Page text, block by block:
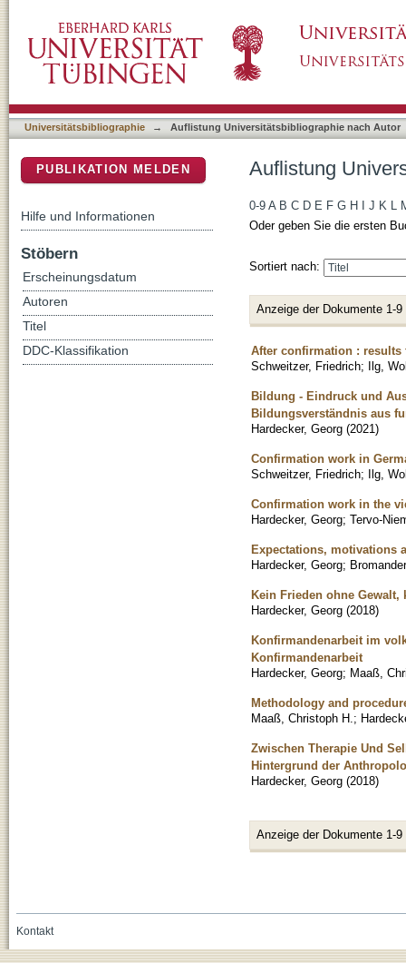
Universitätsbibliographie → Auflistung Universitätsbibliographie nach Autor
Auflistung
0-9 A B C D E F G H J K L
Oder geben Sie die ersten
Sortiert nach:
Anzeige der Dokumente 1-9
After confirmation : results
Schweitzer, Friedrich; Ilg,
Bildung - Eindruck und
Bildungsverständnis aus
Hardecker, Georg (2021)
Confirmation work in
Schweitzer, Friedrich; Ilg,
Confirmation work in the
Hardecker, Georg; Tervo-
Expectations, motivations
Hardecker, Georg;
Kein Frieden ohne
Hardecker, Georg (2018)
Konfirmandenarbeit im
Konfirmandenarbeit
Hardecker, Georg; Maaß,
Methodology and
Maaß, Christoph H. ;
Zwischen Therapie Und
Hintergrund der
Hardecker, Georg (2018)
Anzeige der Dokumente 1-9
PUBLIKATION MELDEN
Hilfe und Informationen
Stöbern
Erscheinungsdatum
Autoren
Titel
DDC-Klassifikation
Kontakt